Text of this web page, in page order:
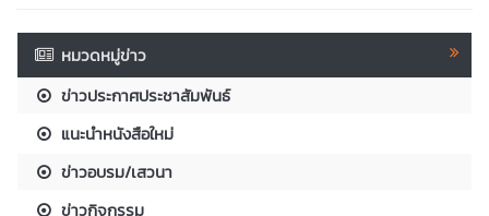
หมวดหมู่ข่าว
ข่าวประกาศประชาสัมพันธ์
แนะนำหนังสือใหม่
ข่าวอบรม/เสวนา
ข่าวกิจกรรม